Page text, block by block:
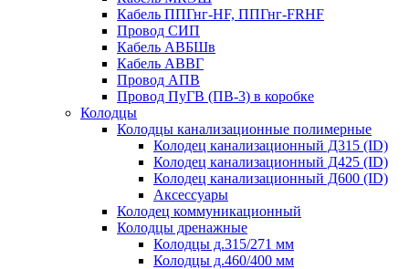
Кабель ППГнг-HF, ППГнг-FRHF
Провод СИП
Кабель АВБШв
Кабель АВВГ
Провод АПВ
Провод ПуГВ (ПВ-3) в коробке
Колодцы
Колодцы канализационные полимерные
Колодец канализационный Д315 (ID)
Колодец канализационный Д425 (ID)
Колодец канализационный Д600 (ID)
Аксессуары
Колодец коммуникационный
Колодцы дренажные
Колодцы д.315/271 мм
Колодцы д.460/400 мм